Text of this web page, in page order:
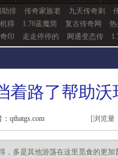
助排 传奇家族老 九天传奇刺
得 1.76蓝魔简 复古传奇网
印 走走停停的 网通变态传
着路了帮助
qthatgs.com [浏览量
，多是其他游荡在这里觅食的更